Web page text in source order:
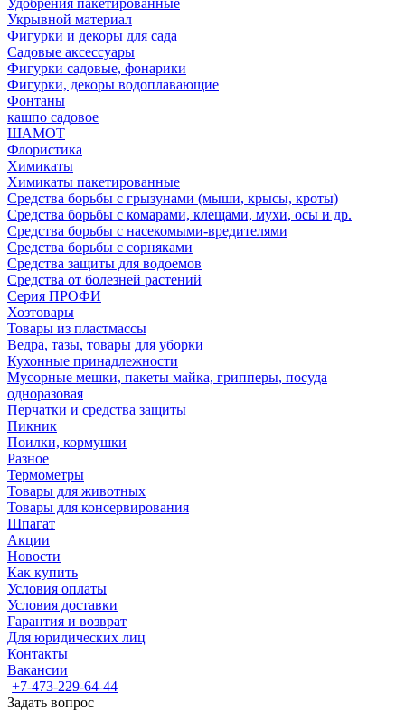
Удобрения пакетированные
Укрывной материал
Фигурки и декоры для сада
Садовые аксессуары
Фигурки садовые, фонарики
Фигурки, декоры водоплавающие
Фонтаны
кашпо садовое
ШАМОТ
Флористика
Химикаты
Химикаты пакетированные
Средства борьбы с грызунами (мыши, крысы, кроты)
Средства борьбы с комарами, клещами, мухи, осы и др.
Средства борьбы с насекомыми-вредителями
Средства борьбы с сорняками
Средства защиты для водоемов
Средства от болезней растений
Серия ПРОФИ
Хозтовары
Товары из пластмассы
Ведра, тазы, товары для уборки
Кухонные принадлежности
Мусорные мешки, пакеты майка, грипперы, посуда
одноразовая
Перчатки и средства защиты
Пикник
Поилки, кормушки
Разное
Термометры
Товары для животных
Товары для консервирования
Шпагат
Акции
Новости
Как купить
Условия оплаты
Условия доставки
Гарантия и возврат
Для юридических лиц
Контакты
Вакансии
+7-473-229-64-44
Задать вопрос